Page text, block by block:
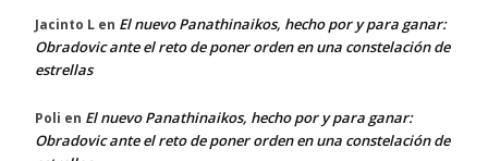
Jacinto L en El nuevo Panathinaikos, hecho por y para ganar:
Obradovic ante el reto de poner orden en una constelación de
estrellas
Poli en El nuevo Panathinaikos, hecho por y para ganar:
Obradovic ante el reto de poner orden en una constelación de